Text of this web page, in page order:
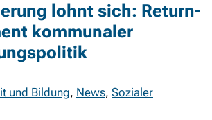
lohnt sich: Return-
kommunaler
und Bildung, News, Sozialer